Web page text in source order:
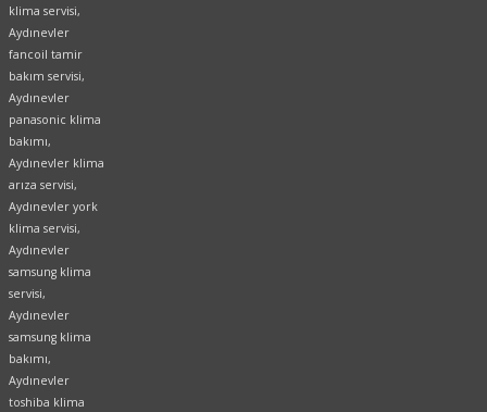
klima servisi,
Aydınevler
fancoil tamir
bakım servisi,
Aydınevler
panasonic klima
bakımı,
Aydınevler klima
arıza servisi,
Aydınevler york
klima servisi,
Aydınevler
samsung klima
servisi,
Aydınevler
samsung klima
bakımı,
Aydınevler
toshiba klima